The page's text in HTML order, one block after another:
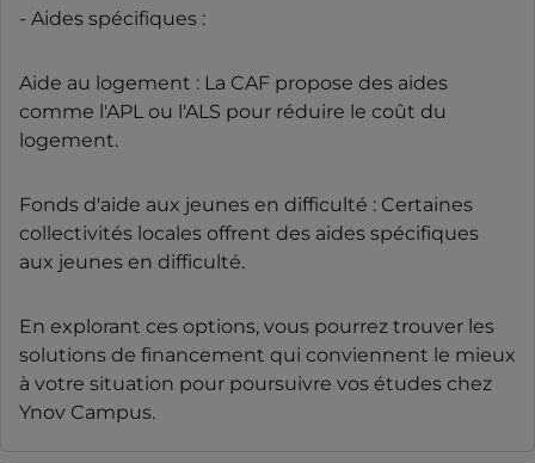
- Aides spécifiques :
Aide au logement : La CAF propose des aides
comme l'APL ou l'ALS pour réduire le coût du
logement.
Fonds d'aide aux jeunes en difficulté : Certaines
collectivités locales offrent des aides spécifiques
aux jeunes en difficulté.
En explorant ces options, vous pourrez trouver les
solutions de financement qui conviennent le mieux
à votre situation pour poursuivre vos études chez
Ynov Campus.